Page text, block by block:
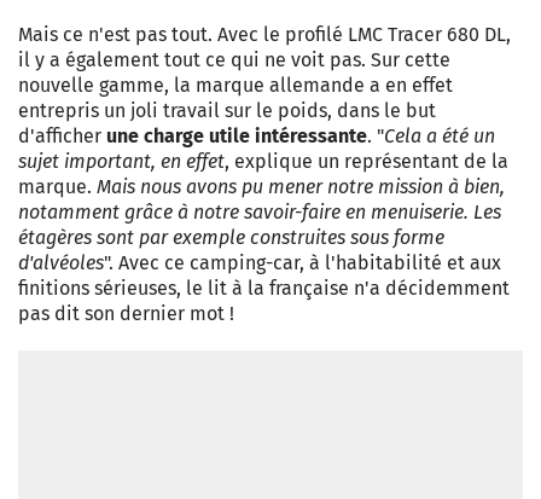
Mais ce n'est pas tout. Avec le profilé LMC Tracer 680 DL,
il y a également tout ce qui ne voit pas. Sur cette
nouvelle gamme, la marque allemande a en effet
entrepris un joli travail sur le poids, dans le but
d'afficher une charge utile intéressante. "Cela a été un
sujet important, en effet, explique un représentant de la
marque. Mais nous avons pu mener notre mission à bien,
notamment grâce à notre savoir-faire en menuiserie. Les
étagères sont par exemple construites sous forme
d'alvéoles". Avec ce camping-car, à l'habitabilité et aux
finitions sérieuses, le lit à la française n'a décidemment
pas dit son dernier mot !